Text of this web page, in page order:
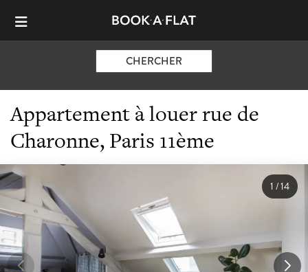
CHERCHER
Appartement à louer rue de
Charonne, Paris 11ème
1 /14